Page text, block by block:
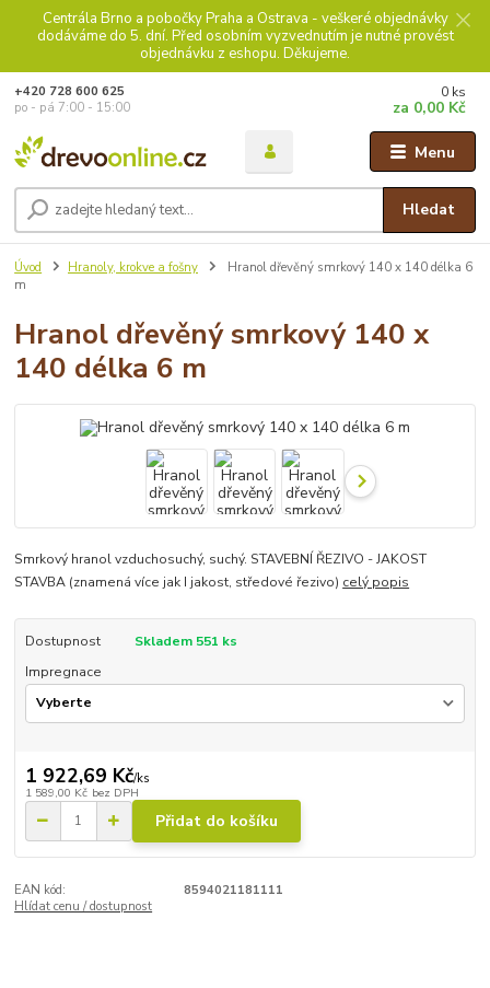
Centrála Brno a pobočky Praha a Ostrava - veškeré objednávky
dodáváme do 5. dní. Před osobním vyzvednutím je nutné provést
objednávku z eshopu. Děkujeme.
Menu
Hledat
+420 728 600 625
po - pá 7:00 - 15:00
0 ks
za 0,00 Kč
Úvod Hranoly, krokve a fošny
Hranol dřevěný smrkový 140 x 140 délka 6
m
Hranol dřevěný smrkový 140 x
140 délka 6 m
Smrkový hranol vzduchosuchý, suchý. STAVEBNÍ ŘEZIVO - JAKOST
STAVBA (znamená více jak I jakost, středové řezivo) celý popis
Dostupnost
Skladem 551 ks
Impregnace
1 922,69 Kč/ks
1 589,00 Kč bez DPH
Přidat do košíku
EAN kód:
8594021181111
Hlídat cenu / dostupnost